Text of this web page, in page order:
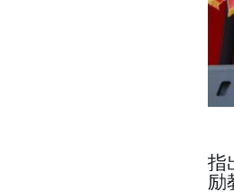
指
励